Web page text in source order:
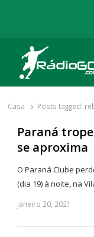
Rádio Gol
Há mais de 20 anos
Casa Posts tagged:
Paraná
se aproxima
O Paraná Clube
(dia 19) à noite, na
janeiro 20, 2021